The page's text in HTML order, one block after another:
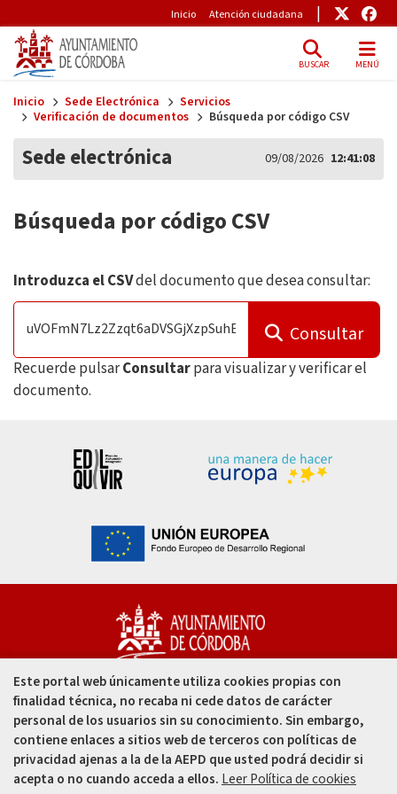
Pre-Header
Inicio Atención ciudadana Enlace
BUSCAR MENÚ
Inicio Sede Electrónica
Servicios
Verificación de documentos
Búsqueda por código CSV
Sede electrónica 09/08/2026 12:41:08
Búsqueda por código CSV
Introduzca el CSVdel documento que desea consultar:
Consultar
Recuerde pulsarConsultarpara visualizar y verificar el
documento.
Capitulares, 1. 14002
Córdoba - España
957 49 99 00
957 47 80 50
Este portal web únicamente utiliza cookies propias con
finalidad técnica, no recaba ni cede datos de carácter
personal de los usuarios sin su conocimiento. Sin embargo,
contiene enlaces a sitios web de terceros con políticas de
privacidad ajenas a la de la AEPD que usted podrá decidir si
acepta o no cuando acceda a ellos. Leer Política de cookies